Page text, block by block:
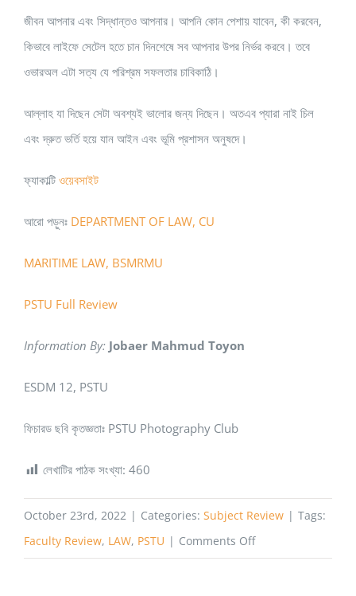
জীবন আপনার এবং সিদ্ধান্তও আপনার। আপনি কোন পেশায় যাবেন, কী করবেন,
কিভাবে লাইফে সেটেল হতে চান দিনশেষে সব আপনার উপর নির্ভর করবে। তবে
ওভারঅল এটা সত্য যে পরিশ্রম সফলতার চাবিকাঠি।
আল্লাহ যা দিছেন সেটা অবশ্যই ভালোর জন্য দিছেন। অতএব প্যারা নাই চিল
এবং দ্রুত ভর্তি হয়ে যান আইন এবং ভূমি প্রশাসন অনুষদে।
ফ্যাকাল্টি ওয়েবসাইট
আরো পড়ুনঃ DEPARTMENT OF LAW, CU
MARITIME LAW, BSMRMU
PSTU Full Review
Information By: Jobaer Mahmud Toyon
ESDM 12, PSTU
ফিচারড ছবি কৃতজ্ঞতাঃ PSTU Photography Club
লেখাটির পাঠক সংখ্যা: 460
October 23rd, 2022 | Categories: Subject Review | Tags:
Faculty Review, LAW, PSTU | Comments Offon